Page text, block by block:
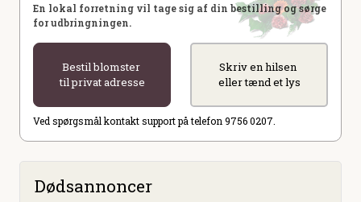
En lokal forretning vil tage sig af din bestilling og sørge
for udbringningen.
Bestil blomster
til privat adresse
Skriv en hilsen
eller tænd et lys
Ved spørgsmål kontakt support på telefon 9756 0207.
Dødsannoncer